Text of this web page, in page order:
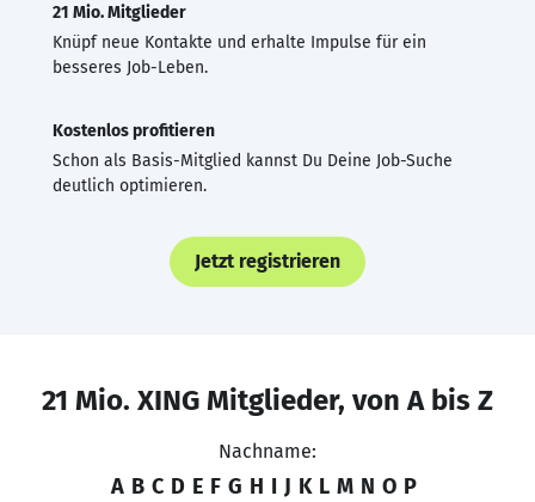
21 Mio. Mitglieder
Knüpf neue Kontakte und erhalte Impulse für ein
besseres Job-Leben.
Kostenlos profitieren
Schon als Basis-Mitglied kannst Du Deine Job-Suche
deutlich optimieren.
Jetzt registrieren
21 Mio. XING Mitglieder, von A bis Z
Nachname:
A B C D E F G H I J K L M N O P